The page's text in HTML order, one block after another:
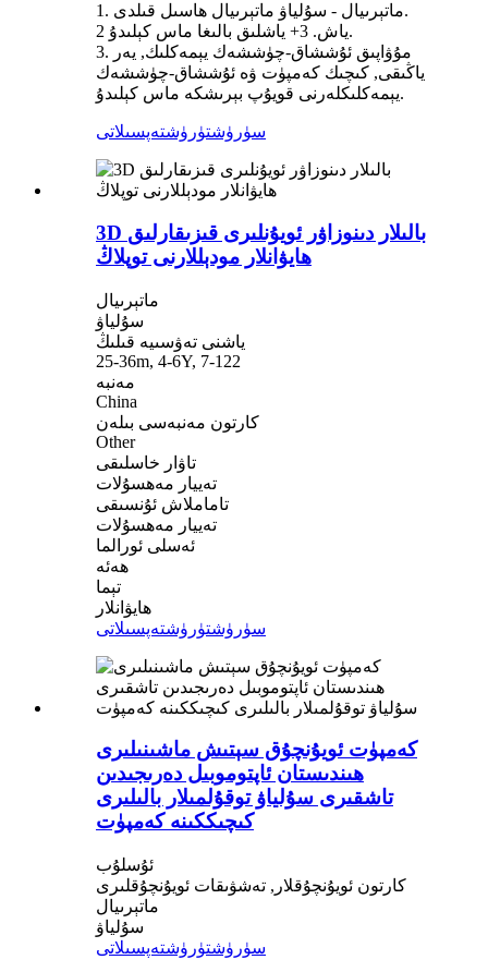
1. ماتېرىيال - سۇلياۋ ماتېرىيال ھاسىل قىلدى.
2 ياش. 3+ ياشلىق بالىغا ماس كېلىدۇ.
3. مۇۋاپىق ئۇششاق-چۈششەك يېمەكلىك, يەر
ياڭىقى, كىچىك كەمپۈت ۋە ئۇششاق-چۈششەك
يېمەكلىكلەرنى قويۇپ بېرىشكە ماس كېلىدۇ.
سۈرۈشتۈرۈشتەپسىلاتى
3D بالىلار دىنوزاۋر ئويۇنلىرى قىزىقارلىق
ھايۋانلار مودېللارنى توپلاڭ
ماتېرىيال
سۇلياۋ
ياشنى تەۋسىيە قىلىڭ
25-36m, 4-6Y, 7-122
مەنبە
China
كارتون مەنبەسى بىلەن
Other
تاۋار خاسلىقى
تەييار مەھسۇلات
تاماملاش ئۇنسىقى
تەييار مەھسۇلات
ئەسلى ئورالما
ھەئە
تېما
ھايۋانلار
سۈرۈشتۈرۈشتەپسىلاتى
كەمپۈت ئويۇنچۇق سېتىش ماشىنىلىرى
ھىندىستان ئاپتوموبىل دەرىجىدىن
تاشقىرى سۇلياۋ توقۇلمىلار بالىلىرى
كىچىككىنە كەمپۈت
ئۇسلۇب
كارتون ئويۇنچۇقلار, تەشۋىقات ئويۇنچۇقلىرى
ماتېرىيال
سۇلياۋ
سۈرۈشتۈرۈشتەپسىلاتى